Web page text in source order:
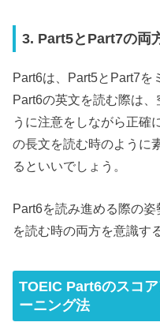
3. Part5とPart7の両
Part6は、Part5とPart7を
Part6の英文を読む際は
うに注意をしながら正確
の長文を読む時のように
るといいでしょう。
Part6を読み進める際の
を読む時の両方を意識す
TOEIC Part6のスコ
ーニング法